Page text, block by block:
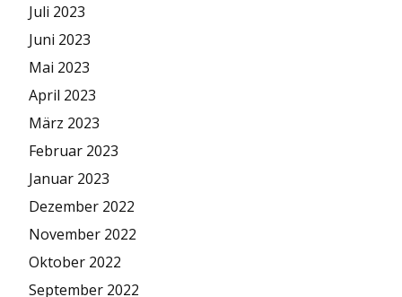
Juli 2023
Juni 2023
Mai 2023
April 2023
März 2023
Februar 2023
Januar 2023
Dezember 2022
November 2022
Oktober 2022
September 2022